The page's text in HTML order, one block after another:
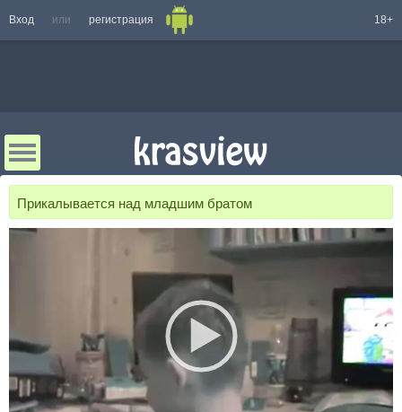
Вход или регистрация 18+
Прикалывается над младшим братом